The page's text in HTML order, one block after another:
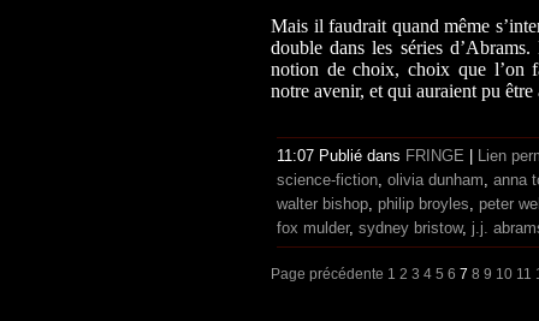
Mais il faudrait quand même
double dans les séries
notion de choix, choix que l’on
notre avenir, et qui auraient pu être
11:07 Publié dans FRINGE
Lien
science-fiction, olivia dunham, anna
walter bishop, philip broyles, peter
fox mulder, sydney bristow, j.j.
Page précédente 1 2 3 4 5 6 7 8 9 10 11